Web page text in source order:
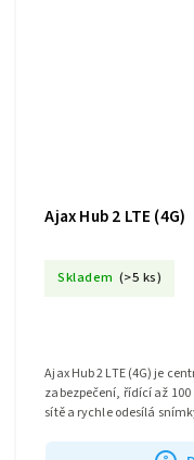
Ajax Hub 2 LTE (4G)
Skladem (>5 ks)
Ajax Hub 2 LTE (4G) je
zabezpečení, řídící až 100
sítě a rychle odesílá